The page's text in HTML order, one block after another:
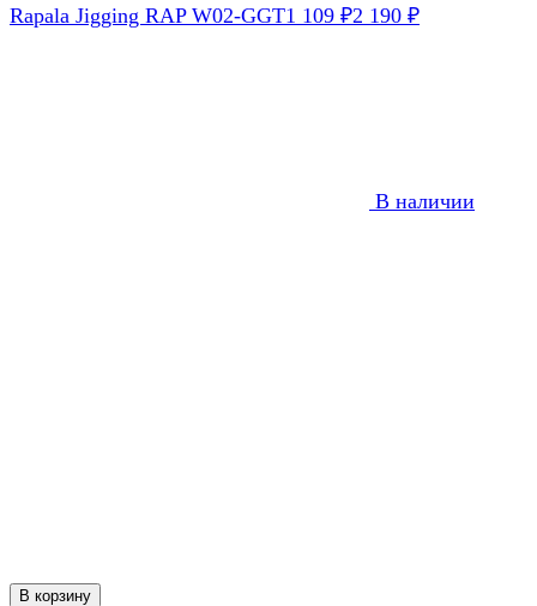
Rapala Jigging RAP W02-GGT1 109 ₽2 190 ₽
В наличии
В корзину